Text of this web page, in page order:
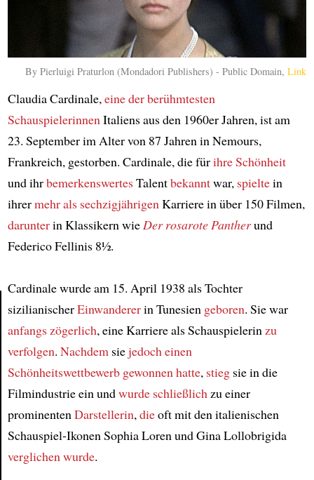
Article
By Pierluigi Praturlon (Mondadori Publishers) - Public Domain,Link
Claudia Cardinale, eine der berühmtesten
Schauspielerinnen Italiens aus den 1960er Jahren, ist am
23. September im Alter von 87 Jahren in Nemours,
Frankreich, gestorben. Cardinale, die fürihre Schönheit
und ihrbemerkenswertesTalentbekanntwar, spieltein
ihrermehr als sechzigjährigen Karriere in über 150 Filmen,
darunterin Klassikern wie Der rosarote Pantherund
Federico Fellinis 8½.
Cardinale wurde am 15. April 1938 als Tochter
sizilianischerEinwandererin Tunesien geboren. Sie war
anfangs zögerlich, eine Karriere als Schauspielerin zu
verfolgen. Nachdem siejedoch einen
Schönheitswettbewerb gewonnen hatte, stiegsie in die
Filmindustrie ein undwurde schließlich zu einer
prominenten Darstellerin, dieoft mit den italienischen
Schauspiel-Ikonen Sophia Loren und Gina Lollobrigida
verglichen wurde.